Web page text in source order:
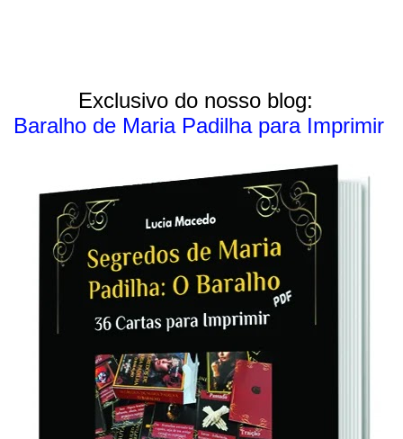
Exclusivo do nosso blog:
Baralho de Maria Padilha para Imprimir